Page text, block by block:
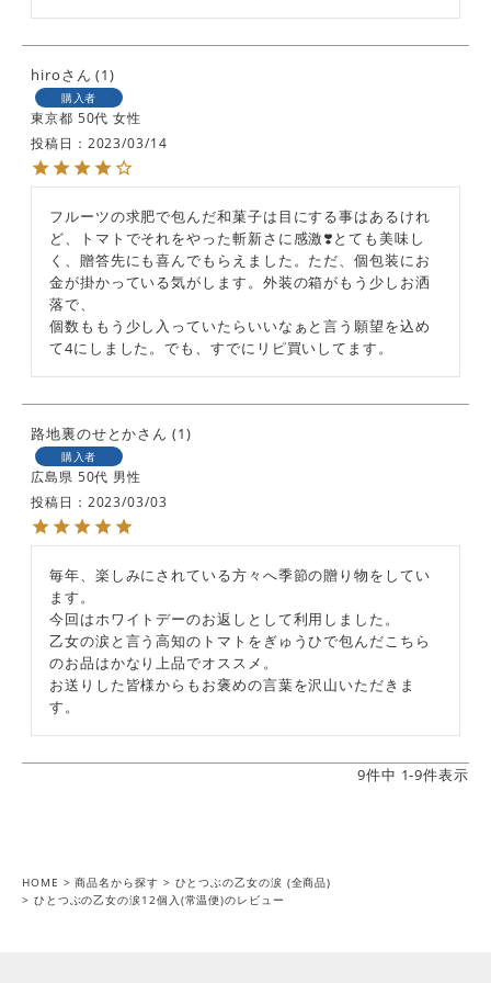
hiro 1
購入者
東京都 50代 女性
投稿日
2023/03/14
フルーツの求肥で包んだ和菓子は目にする事はあるけれ
ど、トマトでそれをやった斬新さに感激❣️とても美味し
く、贈答先にも喜んでもらえました。ただ、個包装にお
金が掛かっている気がします。外装の箱がもう少しお洒
落で、
個数ももう少し入っていたらいいなぁと言う願望を込め
て4にしました。でも、すでにリピ買いしてます。
路地裏のせとか 1
購入者
広島県 50代 男性
投稿日
2023/03/03
毎年、楽しみにされている方々へ季節の贈り物をしてい
ます。
今回はホワイトデーのお返しとして利用しました。
乙女の涙と言う高知のトマトをぎゅうひで包んだこちら
のお品はかなり上品でオススメ。
お送りした皆様からもお褒めの言葉を沢山いただきま
す。
9件中 1-9件表示
HOME 商品名から探す
ひとつぶの乙女の涙 (全商品)
ひとつぶの乙女の涙12個入(常温便)のレビュー